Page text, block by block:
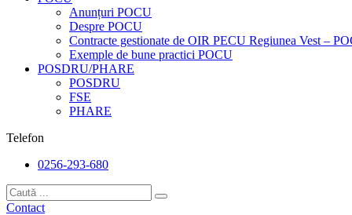
Anunțuri POCU
Despre POCU
Contracte gestionate de OIR PECU Regiunea Vest –
Exemple de bune practici POCU
POSDRU/PHARE
POSDRU
FSE
PHARE
Telefon
0256-293-680
Contact